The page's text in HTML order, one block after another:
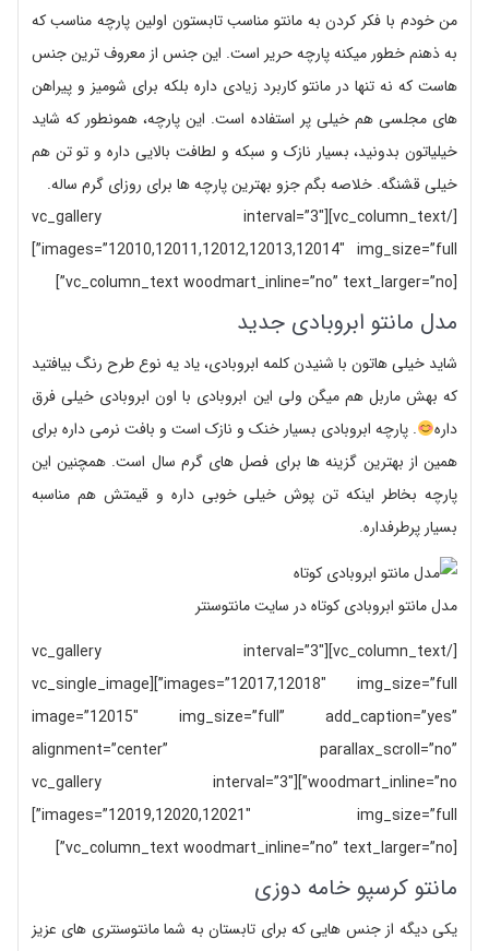
من خودم با فکر کردن به مانتو مناسب تابستون اولین پارچه مناسب که
به ذهنم خطور میکنه پارچه حریر است. این جنس از معروف ترین جنس
هاست که نه تنها در مانتو کاربرد زیادی داره بلکه برای شومیز و پیراهن
های مجلسی هم خیلی پر استفاده است. این پارچه، همونطور که شاید
خیلیاتون بدونید، بسیار نازک و سبکه و لطافت بالایی داره و تو تن هم
خیلی قشنگه. خلاصه بگم جزو بهترین پارچه ها برای روزای گرم ساله.
[/vc_column_text][vc_gallery interval=”3″
images=”12010,12011,12012,12013,12014″ img_size=”full”]
[vc_column_text woodmart_inline=”no” text_larger=”no”]
مدل مانتو ابروبادی جدید
شاید خیلی هاتون با شنیدن کلمه ابروبادی، یاد یه نوع طرح رنگ بیافتید
که بهش ماربل هم میگن ولی این ابروبادی با اون ابروبادی خیلی فرق
داره
. پارچه ابروبادی بسیار خنک و نازک است و بافت نرمی داره برای
همین از بهترین گزینه ها برای فصل های گرم سال است. همچنین این
پارچه بخاطر اینکه تن پوش خیلی خوبی داره و قیمتش هم مناسبه
بسیار پرطرفداره.
مدل مانتو ابروبادی کوتاه در سایت مانتوسنتر
[/vc_column_text][vc_gallery interval=”3″
images=”12017,12018″ img_size=”full”][vc_single_image
image=”12015″ img_size=”full” add_caption=”yes”
alignment=”center” parallax_scroll=”no”
woodmart_inline=”no”][vc_gallery interval=”3″
images=”12019,12020,12021″ img_size=”full”]
[vc_column_text woodmart_inline=”no” text_larger=”no”]
مانتو کرسپو خامه دوزی
یکی دیگه از جنس هایی که برای تابستان به شما مانتوسنتری های عزیز